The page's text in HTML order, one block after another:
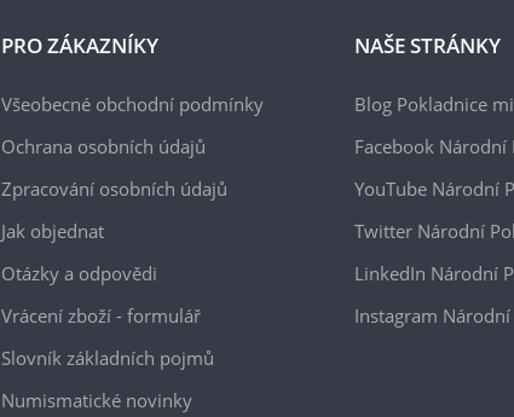
PRO ZÁKAZNÍKY
Všeobecné obchodní podmínky
Ochrana osobních údajů
Zpracování osobních údajů
Jak objednat
Otázky a odpovědi
Vrácení zboží - formulář
Slovník základních pojmů
Numismatické novinky
NAŠE STRÁNKY
Blog Pokladnice
Facebook Národní
YouTube Národní
Twitter Národní
LinkedIn Národní
Instagram